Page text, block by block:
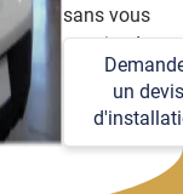
sans vous
soucier des
détails
techniques et
logistiques.
un devis